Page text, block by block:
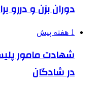
دوران بزن و دررو
1 هفته پیش
شهادت مامور
در شادگان